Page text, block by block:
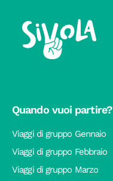
Quando vuoi partire?
Viaggi di gruppo Gennaio
Viaggi di gruppo Febbraio
Viaggi di gruppo Marzo